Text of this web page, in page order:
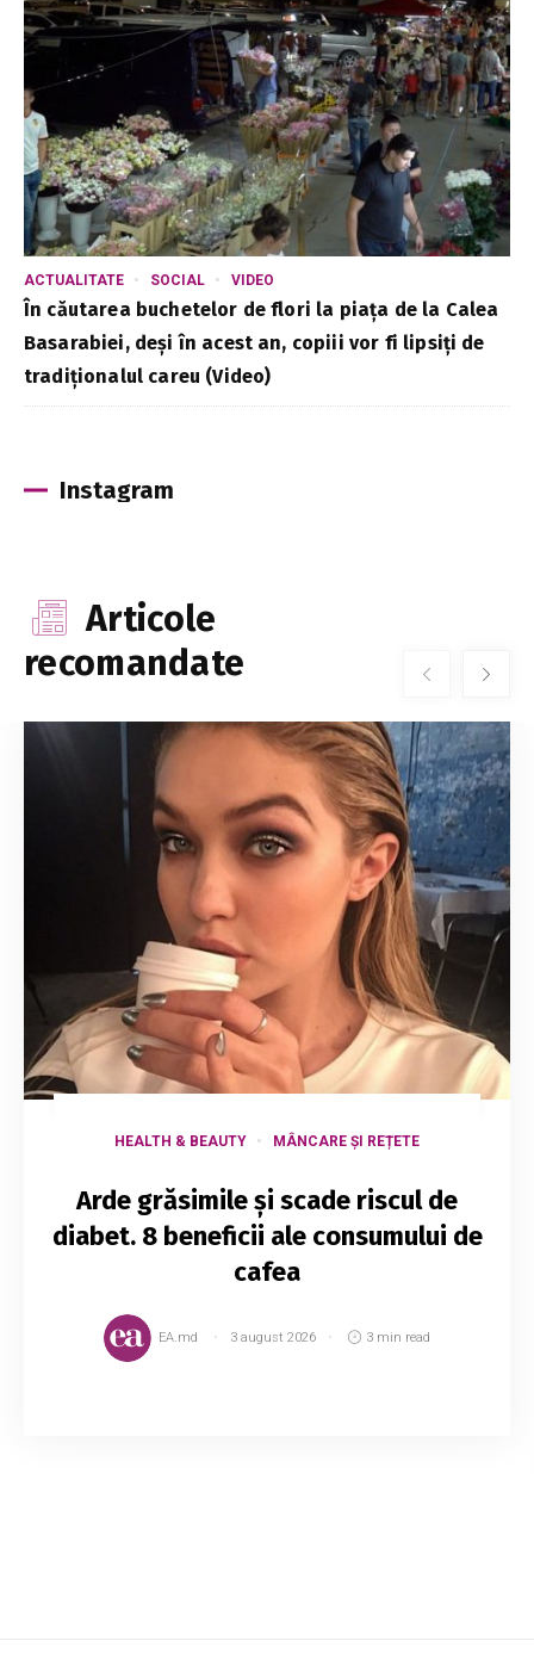
ACTUALITATE SOCIAL VIDEO
În căutarea buchetelor de flori la piața de la Calea
Basarabiei, deși în acest an, copiii vor fi lipsiți de
tradiționalul careu (Video)
Instagram
Articole
recomandate
HEALTH & BEAUTY MÂNCARE ȘI REȚETE
Arde grăsimile și scade riscul de
diabet. 8 beneficii ale consumului de
cafea
EA.md 3 august 2026 3 min read